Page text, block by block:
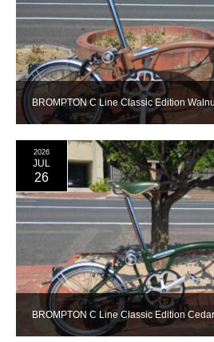
BROMPTON C Line Classic Edition
BROMPTON C Line Classic Edition
2026
JUL
26